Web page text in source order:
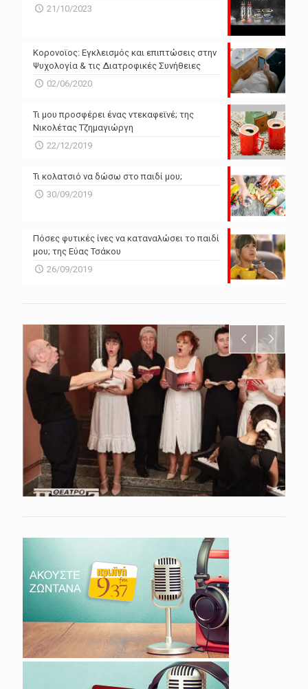
N/A
Powered by Forecast.io
21/10/2023
Κορονοϊος: Εγκλεισμός και επιπτώσεις στην
Ψυχολογία & τις Διατροφικές Συνήθειες
02/06/2020
Τι μου προσφέρει ένας ντεκαφεϊνέ; της
Νικολέτας Τζημαγιώργη
22/12/2019
Τι κολατσιό να δώσω στο παιδί μου;
30/09/2019
Πόσες φυτικές ίνες να καταναλώσει το παιδί
μου; της Εύας Τσάκου
26/09/2019